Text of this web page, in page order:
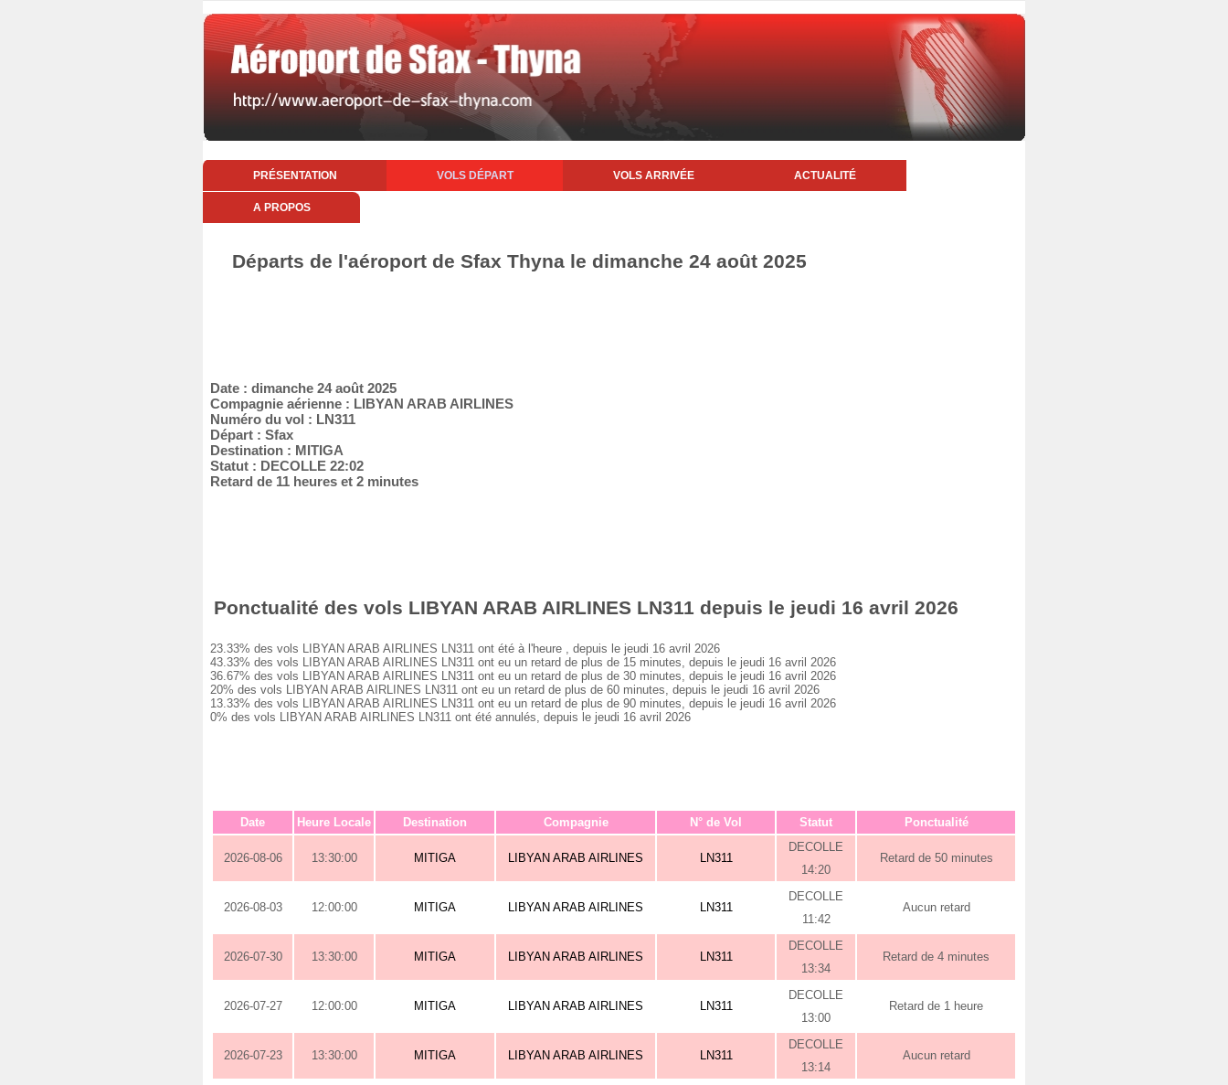
PRÉSENTATION VOLS DÉPART VOLS ARRIVÉE ACTUALITÉ
A PROPOS
Départs de l'aéroport de Sfax Thyna le dimanche 24 août 2025
Date : dimanche 24 août 2025
Compagnie aérienne : LIBYAN ARAB AIRLINES
Numéro du vol : LN311
Départ : Sfax
Destination : MITIGA
Statut : DECOLLE 22:02
Retard de 11 heures et 2 minutes
Ponctualité des vols LIBYAN ARAB AIRLINES LN311 depuis le jeudi 16 avril 2026
23.33% des vols LIBYAN ARAB AIRLINES LN311 ont été à l'heure , depuis le jeudi 16 avril 2026
43.33% des vols LIBYAN ARAB AIRLINES LN311 ont eu un retard de plus de 15 minutes, depuis le jeudi 16 avril 2026
36.67% des vols LIBYAN ARAB AIRLINES LN311 ont eu un retard de plus de 30 minutes, depuis le jeudi 16 avril 2026
20% des vols LIBYAN ARAB AIRLINES LN311 ont eu un retard de plus de 60 minutes, depuis le jeudi 16 avril 2026
13.33% des vols LIBYAN ARAB AIRLINES LN311 ont eu un retard de plus de 90 minutes, depuis le jeudi 16 avril 2026
0% des vols LIBYAN ARAB AIRLINES LN311 ont été annulés, depuis le jeudi 16 avril 2026
Date Heure Locale Destination Compagnie N° de Vol Statut Ponctualité
2026-08-06 13:30:00 MITIGA LIBYAN ARAB AIRLINES LN311
DECOLLE
14:20
Retard de 50 minutes
2026-08-03 12:00:00 MITIGA LIBYAN ARAB AIRLINES LN311
DECOLLE
11:42
Aucun retard
2026-07-30 13:30:00 MITIGA LIBYAN ARAB AIRLINES LN311
DECOLLE
13:34
Retard de 4 minutes
2026-07-27 12:00:00 MITIGA LIBYAN ARAB AIRLINES LN311
DECOLLE
13:00
Retard de 1 heure
2026-07-23 13:30:00 MITIGA LIBYAN ARAB AIRLINES LN311
DECOLLE
13:14
Aucun retard